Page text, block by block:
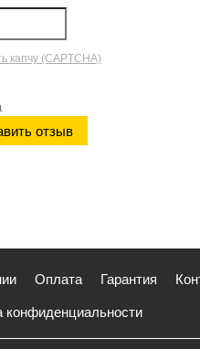
капчу (CAPTCHA)
Оплата Гарантия
конфиденциальности